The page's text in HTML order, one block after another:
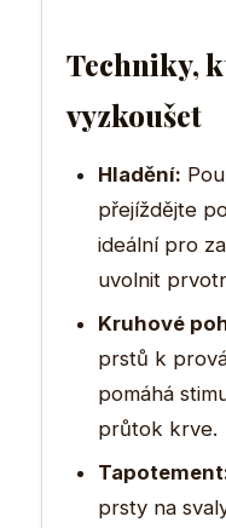
Techniky,
vyzkoušet
Hladění:
přejíždějte
ideální pro
uvolnit
Kruhové
prstů k
pomáhá
průtok krve.
prsty na